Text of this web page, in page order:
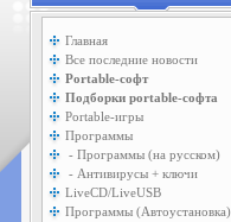
Главная
Все последние новости
Portable-софт
Подборки portable-софта
Portable-игры
Программы
- Программы (на русском)
- Антивирусы + ключи
LiveCD/LiveUSB
Программы (Автоустановка)